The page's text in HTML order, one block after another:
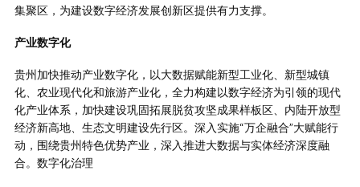
集聚区，为建设数字经济发展创新区提供有力支撑。
产业数字化
贵州加快推动产业数字化，以大数据赋能新型工业化、新型城镇
化、农业现代化和旅游产业化，全力构建以数字经济为引领的现代
化产业体系，加快建设巩固拓展脱贫攻坚成果样板区、内陆开放型
经济新高地、生态文明建设先行区。深入实施“万企融合”大赋能行
动，围绕贵州特色优势产业，深入推进大数据与实体经济深度融
合。数字化治理